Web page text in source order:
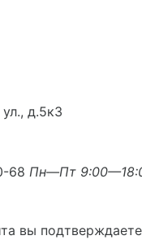
д.5к3
68 Пн—Пт
вы подтверждаете